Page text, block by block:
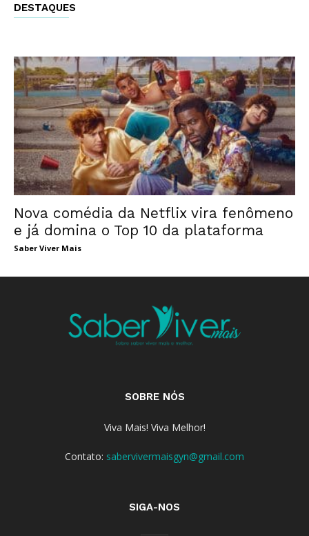
DESTAQUES
Nova comédia da Netflix vira fenômeno
e já domina o Top 10 da plataforma
Saber Viver Mais
SOBRE NÓS
Viva Mais! Viva Melhor!
Contato: sabervivermaisgyn@gmail.com
SIGA-NOS